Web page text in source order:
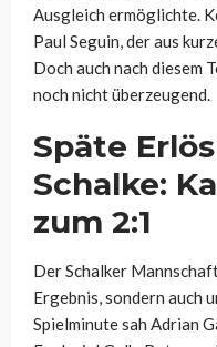
Ausgleich ermöglichte.
Paul Seguin, der aus
Doch auch nach diesem
noch nicht überzeugend.
Späte
Schalke:
zum 2:1
Der Schalker
Ergebnis, sondern auch
Spielminute sah Adrian